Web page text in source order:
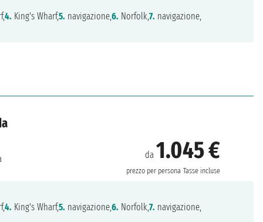
4. King's Wharf,5. navigazione,6. Norfolk,7. navigazione,
da 1.045 €
prezzo per persona Tasse incluse
4. King's Wharf,5. navigazione,6. Norfolk,7. navigazione,